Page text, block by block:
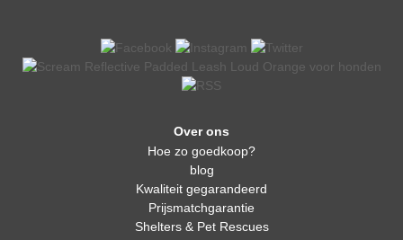
Over ons
Hoe zo goedkoop?
blog
Kwaliteit gegarandeerd
Prijsmatchgarantie
Shelters & Pet Rescues